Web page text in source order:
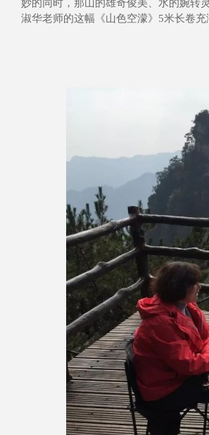
妙的同时，那山的雄奇俊美、水的婉转
淑华老师的这幅《山色空濛》5米长卷